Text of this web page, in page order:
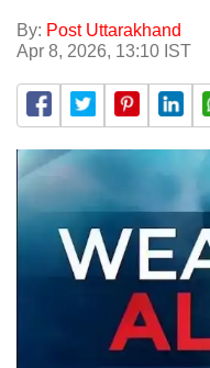
By: Post Uttarakhand
Apr 8, 2026, 13:10 IST